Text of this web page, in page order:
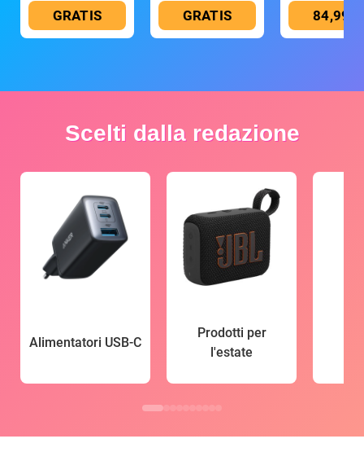
GRATIS GRATIS 84,99 €
Scelti dalla redazione
Alimentatori USB-C
Prodotti per
l'estate